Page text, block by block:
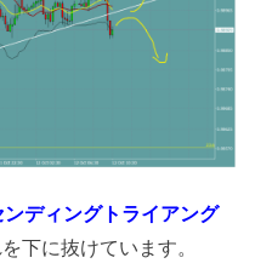
ンディングトライアング
下に抜けています。